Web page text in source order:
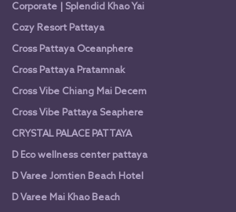
Corporate | Splendid Khao Yai
Cozy Resort Pattaya
Cross Pattaya Oceanphere
Cross Pattaya Pratamnak
Cross Vibe Chiang Mai Decem
Cross Vibe Pattaya Seaphere
CRYSTAL PALACE PATTAYA
D Eco wellness center pattaya
D Varee Jomtien Beach Hotel
D Varee Mai Khao Beach